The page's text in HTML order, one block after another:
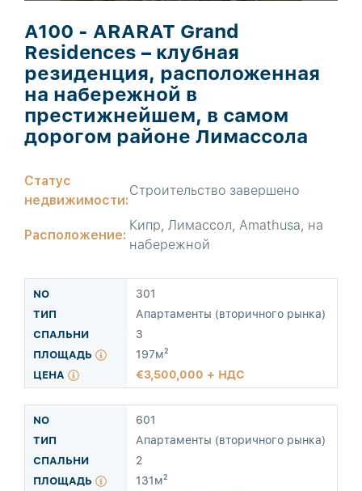
A100 - ARARAT Grand
Residences – клубная
резиденция, расположенная
на набережной в
престижнейшем, в самом
дорогом районе Лимассола
Статус
недвижимости:
Строительство завершено
Расположение:
Кипр, Лимассол, Amathusa, на
набережной
301
Апартаменты (вторичного рынка)
3
197м²
3,500,000 + НДС